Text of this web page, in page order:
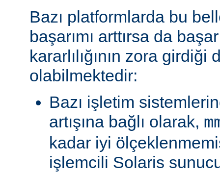
Bazı platformlarda bu
başarımı arttırsa da
kararlılığının zora girdiği
olabilmektedir:
Bazı işletim
artışına bağlı olarak,
kadar iyi
işlemcili Solaris